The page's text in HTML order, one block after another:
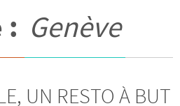
: Genève
UN RESTO À BUT